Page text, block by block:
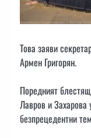
Това заяви
Армен Григорян.
Поредният
Лавров и Захарова
безпрецедентни